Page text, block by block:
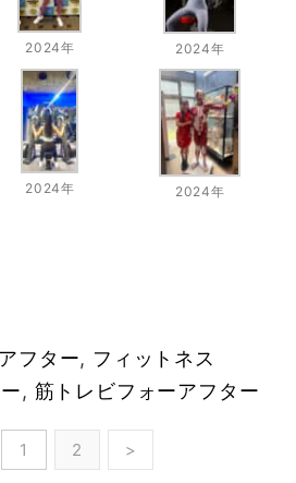
2024年 2024年
2024年 2024年
フター, フィットネス
, 筋トレビフォーアフター
1 2 >